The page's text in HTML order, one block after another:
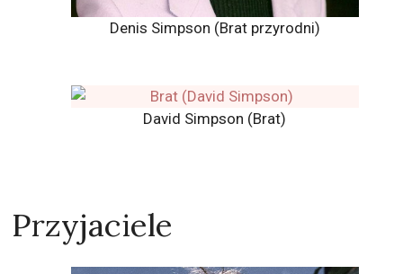
Denis Simpson (Brat przyrodni)
David Simpson (Brat)
Przyjaciele